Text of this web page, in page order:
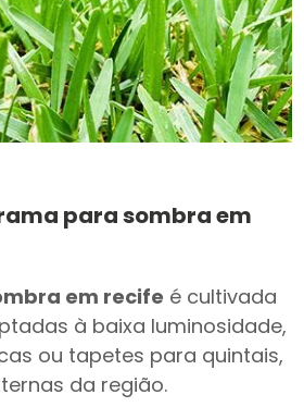
para sombra em
em recife é cultivada
à baixa luminosidade,
ou tapetes para quintais,
da região.